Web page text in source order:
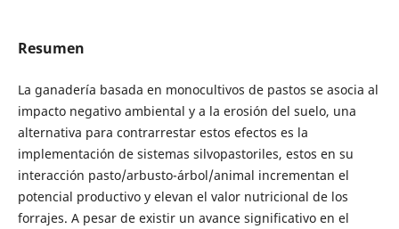
Resumen
La ganadería basada en monocultivos de pastos se asocia al
impacto negativo ambiental y a la erosión del suelo, una
alternativa para contrarrestar estos efectos es la
implementación de sistemas silvopastoriles, estos en su
interacción pasto/arbusto-árbol/animal incrementan el
potencial productivo y elevan el valor nutricional de los
forrajes. A pesar de existir un avance significativo en el